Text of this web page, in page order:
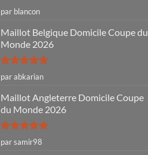
Note4
sur 5
par blancon
Maillot Belgique Domicile Coupe du
Monde 2026
Note5sur
5
par abkarian
Maillot Angleterre Domicile Coupe
du Monde 2026
Note5sur
5
par samir98